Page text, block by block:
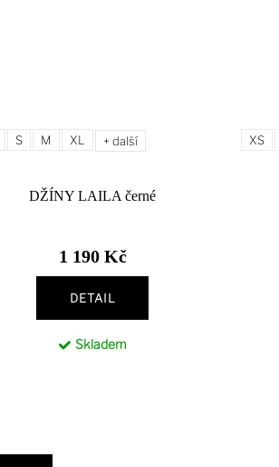
S M XL + další
DŽÍNY LAILA černé
1 190 Kč
DETAIL
Skladem
XS